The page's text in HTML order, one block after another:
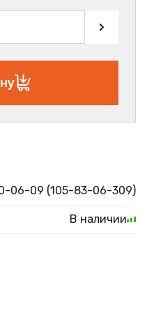
06-09 (105-83-06-309)
В наличии